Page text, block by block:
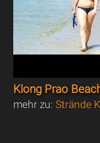
Klong Prao
mehr zu:Strände